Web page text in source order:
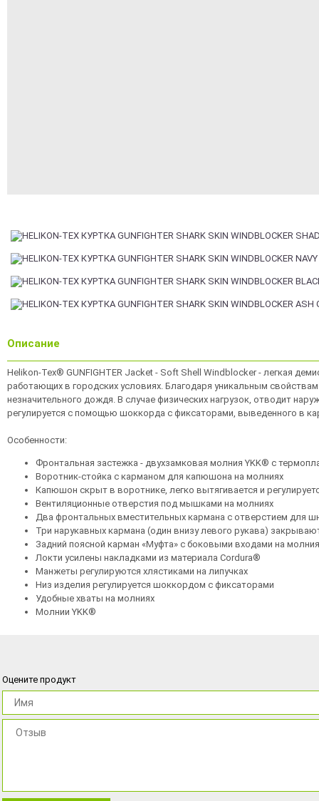
Описание
Helikon-Tex® GUNFIGHTER Jacket - Soft Shell Windblocker - легкая
работающих в городских условиях. Благодаря уникальным
незначительного дождя. В случае физических нагрузок, отводит
регулируется с помощью шоккорда с фиксаторами, выведенного в
Особенности:
Фронтальная застежка - двухзамковая молния YKK® с
Воротник-стойка с карманом для капюшона на молниях
Капюшон скрыт в воротнике, легко вытягивается и
Вентиляционные отверстия под мышками на молниях
Два фронтальных вместительных кармана с отверстием для
Три нарукавных кармана (один внизу левого рукава)
Задний поясной карман «Муфта» с боковыми входами на
Локти усилены накладками из материала Cordura®
Манжеты регулируются хлястиками на липучках
Низ изделия регулируется шоккордом с фиксаторами
Удобные хваты на молниях
Молнии YKK®
Оцените продукт